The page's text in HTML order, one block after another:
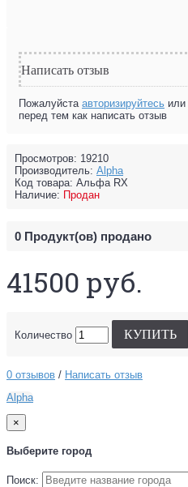
Написать отзыв
Пожалуйста авторизируйтесь или
перед тем как написать отзыв
Просмотров: 19210
Производитель: Alpha
Код товара: Альфа RX
Наличие: Продан
0 Продукт(ов) продано
41500 руб.
Количество КУПИТЬ
0 отзывов / Написать отзыв
Alpha
×
Выберите город
Поиск: